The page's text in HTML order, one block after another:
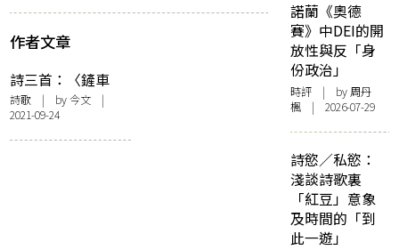
作者文章
詩三首：〈鏟車
工〉、〈 鞋櫃裡女
人的腳〉、〈吸煙
的女人〉
詩歌 | by 今文 |
2021-09-24
諾蘭《奧德
賽》中DEI的開
放性與反「身
份政治」
時評 | by周丹
楓 | 2026-07-29
詩慾／私慾：
淺談詩歌裏
「紅豆」意象
及時間的「到
此一遊」